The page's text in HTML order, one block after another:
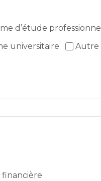
d’étude professionnel
universitaire Autre